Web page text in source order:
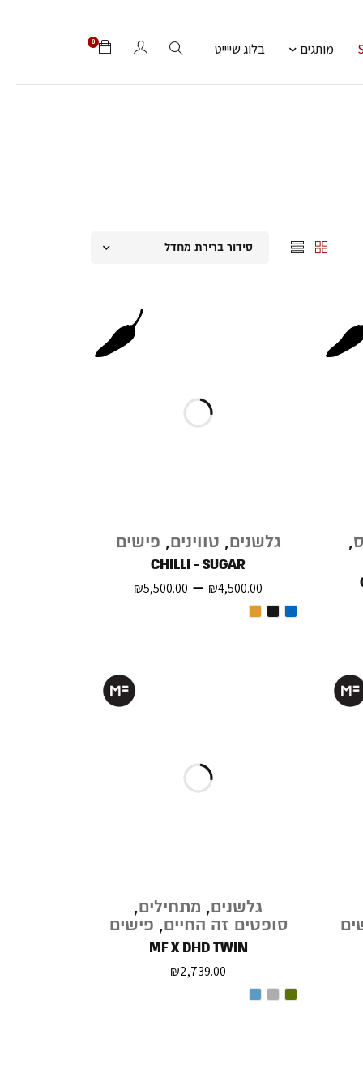
מותגים בלוג שייייט 0
סידור ברירת מחדל
, גלשנים, טווינים, פישים
CHILLI - SUGAR
₪4,500.00
–
₪5,500.00
גלשנים, מתחילים,
סופטים זה החיים, פישים
MF X DHD TWIN
₪2,739.00